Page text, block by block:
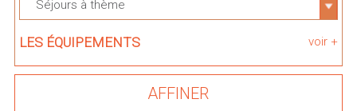
Séjours à thème
LES ÉQUIPEMENTS voir +